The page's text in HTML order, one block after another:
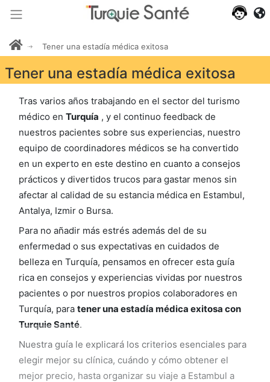
Tener una estadía médica exitosa
Tener una estadía médica exitosa
Tras varios años trabajando en el sector del turismo
médico en Turquía , y el continuo feedback de
nuestros pacientes sobre sus experiencias, nuestro
equipo de coordinadores médicos se ha convertido
en un experto en este destino en cuanto a consejos
prácticos y divertidos trucos para gastar menos sin
afectar al calidad de su estancia médica en Estambul,
Antalya, Izmir o Bursa.
Para no añadir más estrés además del de su
enfermedad o sus expectativas en cuidados de
belleza en Turquía, pensamos en ofrecer esta guía
rica en consejos y experiencias vividas por nuestros
pacientes o por nuestros propios colaboradores en
Turquía, para tener una estadía médica exitosa con
Turquie Santé.
Nuestra guía le explicará los criterios esenciales para
elegir mejor su clínica, cuándo y cómo obtener el
mejor precio, hasta organizar su viaje a Estambul a